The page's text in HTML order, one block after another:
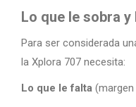
Lo que le sobra
Para ser considerada
la Xplora 707 necesita:
Lo que le falta